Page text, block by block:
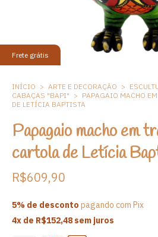
Frete grátis
INÍCIO > ARTE E DECORAÇÃO >
CABAÇAS "BAPI" > PAPAGAIO MACHO
DE LETÍCIA BAPTISTA
Papagaio macho em
cartola de Letícia
R$609,90
5% de desconto pagando com Pix
4x de R$152,48sem juros